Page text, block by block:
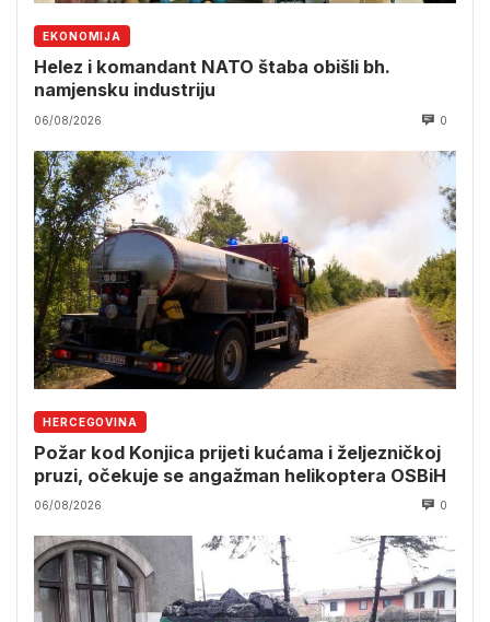
EKONOMIJA
Helez i komandant NATO štaba obišli bh.
namjensku industriju
06/08/2026 0
HERCEGOVINA
Požar kod Konjica prijeti kućama i željezničkoj
pruzi, očekuje se angažman helikoptera OSBiH
06/08/2026 0